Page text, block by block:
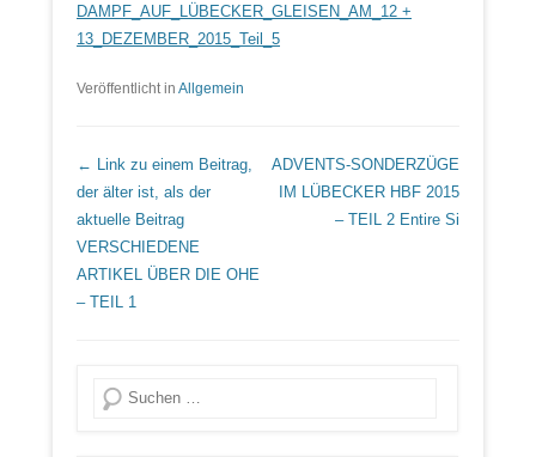
DAMPF_AUF_LÜBECKER_GLEISEN_AM_12 +
13_DEZEMBER_2015_Teil_5
Veröffentlicht in Allgemein
Beitrags Übersicht
← Link zu einem Beitrag,
der älter ist, als der
aktuelle Beitrag
VERSCHIEDENE
ARTIKEL ÜBER DIE OHE
– TEIL 1
ADVENTS-SONDERZÜGE
IM LÜBECKER HBF 2015
– TEIL 2 Entire Si
Suche